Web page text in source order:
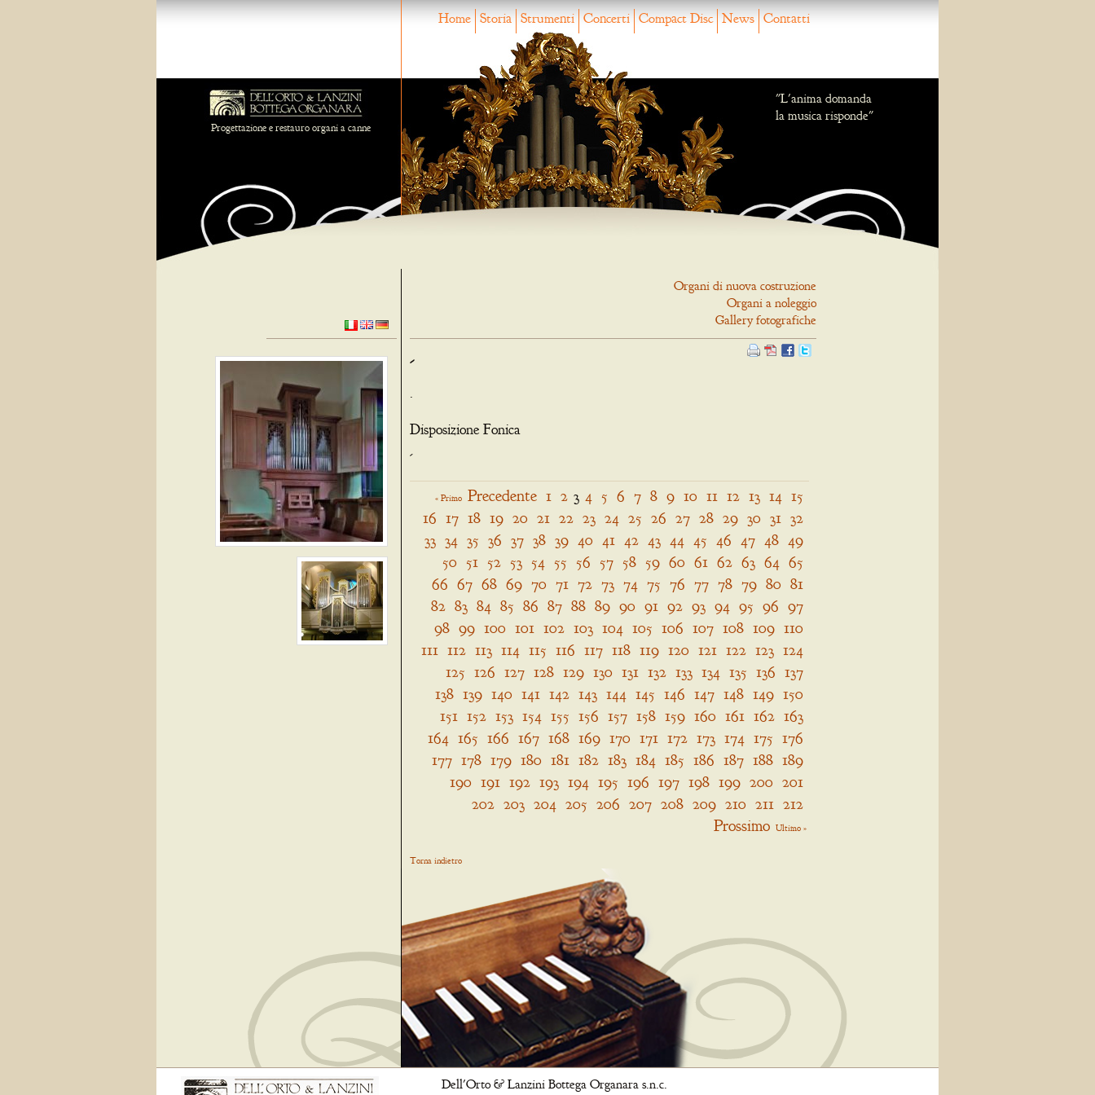
Home Storia Strumenti Concerti Compact Disc News Contatti
Progettazione e restauro organi a canne
"L'anima domanda
la musica risponde"
Organi di nuova costruzione
Organi a noleggio
Gallery fotografiche
-
.
Disposizione Fonica
-
« Primo Precedente 1 2 3 4 5 6 7 8 9 10 11 12 13 14 15
16 17 18 19 20 21 22 23 24 25 26 27 28 29 30 31 32
33 34 35 36 37 38 39 40 41 42 43 44 45 46 47 48 49
50 51 52 53 54 55 56 57 58 59 60 61 62 63 64 65
66 67 68 69 70 71 72 73 74 75 76 77 78 79 80 81
82 83 84 85 86 87 88 89 90 91 92 93 94 95 96 97
98 99 100 101 102 103 104 105 106 107 108 109 110
111 112 113 114 115 116 117 118 119 120 121 122 123 124
125 126 127 128 129 130 131 132 133 134 135 136 137
138 139 140 141 142 143 144 145 146 147 148 149 150
151 152 153 154 155 156 157 158 159 160 161 162 163
164 165 166 167 168 169 170 171 172 173 174 175 176
177 178 179 180 181 182 183 184 185 186 187 188 189
190 191 192 193 194 195 196 197 198 199 200 201
202 203 204 205 206 207 208 209 210 211 212
Prossimo Ultimo »
Torna indietro
Dell'Orto & Lanzini Bottega Organara s.n.c.